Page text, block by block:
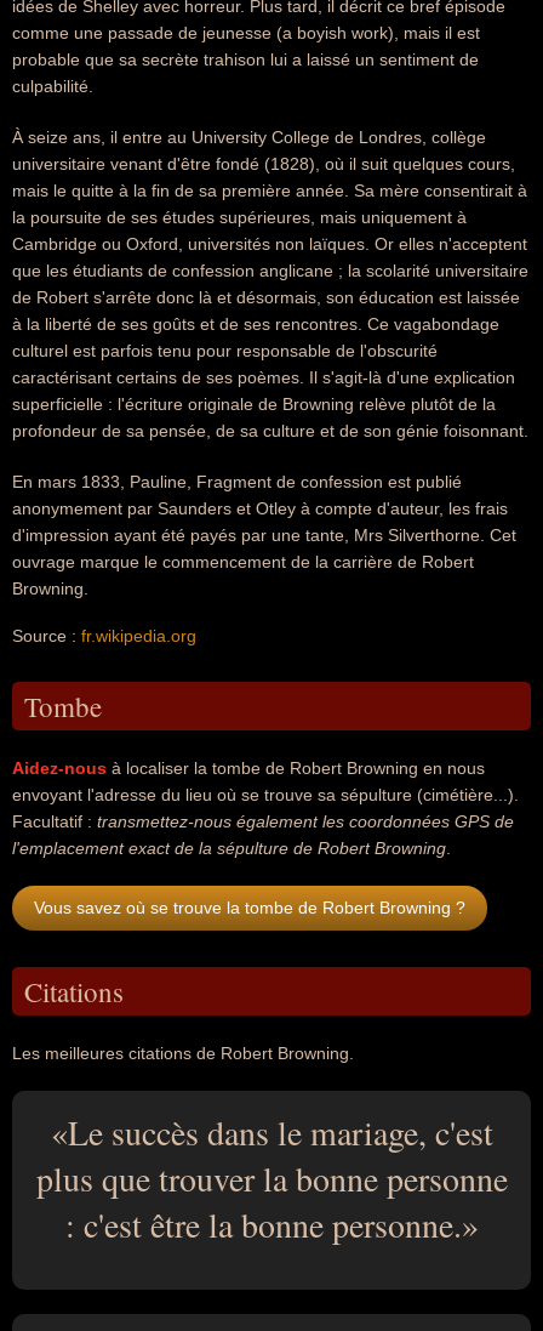
idées de Shelley avec horreur. Plus tard, il décrit ce bref épisode
comme une passade de jeunesse (a boyish work), mais il est
probable que sa secrète trahison lui a laissé un sentiment de
culpabilité.
À seize ans, il entre au University College de Londres, collège
universitaire venant d'être fondé (1828), où il suit quelques cours,
mais le quitte à la fin de sa première année. Sa mère consentirait à
la poursuite de ses études supérieures, mais uniquement à
Cambridge ou Oxford, universités non laïques. Or elles n'acceptent
que les étudiants de confession anglicane ; la scolarité universitaire
de Robert s'arrête donc là et désormais, son éducation est laissée
à la liberté de ses goûts et de ses rencontres. Ce vagabondage
culturel est parfois tenu pour responsable de l'obscurité
caractérisant certains de ses poèmes. Il s'agit-là d'une explication
superficielle : l'écriture originale de Browning relève plutôt de la
profondeur de sa pensée, de sa culture et de son génie foisonnant.
En mars 1833, Pauline, Fragment de confession est publié
anonymement par Saunders et Otley à compte d'auteur, les frais
d'impression ayant été payés par une tante, Mrs Silverthorne. Cet
ouvrage marque le commencement de la carrière de Robert
Browning.
Source : fr.wikipedia.org
Tombe
Aidez-nous à localiser la tombe de Robert Browning en nous
envoyant l'adresse du lieu où se trouve sa sépulture (cimétière...).
Facultatif : transmettez-nous également les coordonnées GPS de
l'emplacement exact de la sépulture de Robert Browning
Vous savez où se trouve la tombe de Robert Browning ?
Citations
Les meilleures citations de Robert Browning.
Le succès dans le mariage, c'est
plus que trouver la bonne personne
: c'est être la bonne personne.